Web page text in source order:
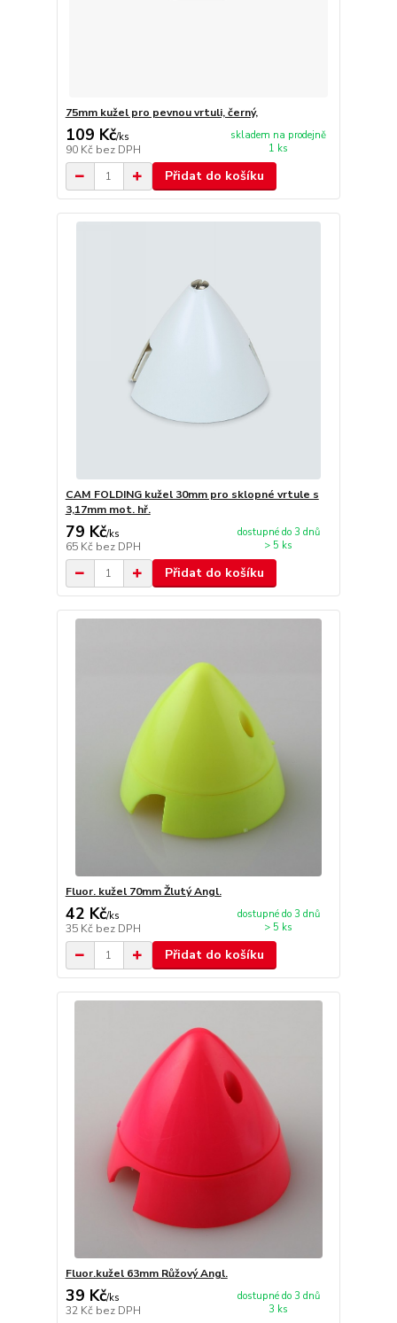
75mm kužel pro pevnou vrtuli, černý,
109 Kč/ks
90 Kč bez DPH
skladem na prodejně
1 ks
Přidat do košíku
CAM FOLDING kužel 30mm pro sklopné vrtule s
3,17mm mot. hř.
79 Kč/ks
65 Kč bez DPH
dostupné do 3 dnů
> 5 ks
Přidat do košíku
Fluor. kužel 70mm Žlutý Angl.
42 Kč/ks
35 Kč bez DPH
dostupné do 3 dnů
> 5 ks
Přidat do košíku
Fluor.kužel 63mm Růžový Angl.
39 Kč/ks
32 Kč bez DPH
dostupné do 3 dnů
3 ks